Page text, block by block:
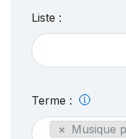
Liste :
Terme :
× Musique